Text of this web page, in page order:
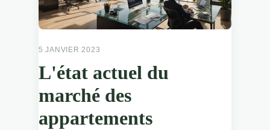
5 JANVIER 2023
L'état actuel du
marché des
appartements